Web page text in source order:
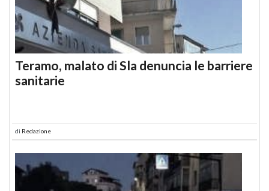
Teramo, malato di Sla denuncia le barriere
sanitarie
di Redazione